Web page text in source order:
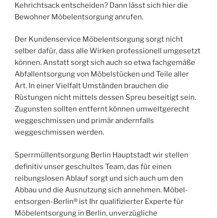
Kehrichtsack entscheiden? Dann lässt sich hier die
Bewohner Möbelentsorgung anrufen.
Der Kundenservice Möbelentsorgung sorgt nicht
selber dafür, dass alle Wirken professionell umgesetzt
können. Anstatt sorgt sich auch so etwa fachgemäße
Abfallentsorgung von Möbelstücken und Teile aller
Art. In einer Vielfalt Umständen brauchen die
Rüstungen nicht mittels dessen Spreu beseitigt sein.
Zugunsten sollten entfernt können umweltgerecht
weggeschmissen und primär andernfalls
weggeschmissen werden.
Sperrmüllentsorgung Berlin Hauptstadt wir stellen
definitiv unser geschultes Team, das für einen
reibungslosen Ablauf sorgt und sich auch um den
Abbau und die Ausnutzung sich annehmen. Möbel-
entsorgen-Berlin® ist Ihr qualifizierter Experte für
Möbelentsorgung in Berlin, unverzügliche